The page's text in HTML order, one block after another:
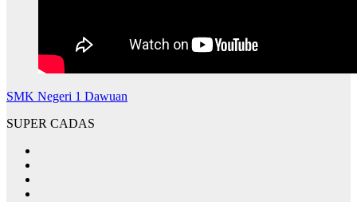
SMK Negeri 1 Dawuan
SUPER CADAS